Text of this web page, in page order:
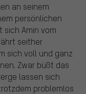
an seinem
persönlichen
sich Amin vom
seither
sich voll und ganz
Zwar büßt das
lassen sich
problemlos